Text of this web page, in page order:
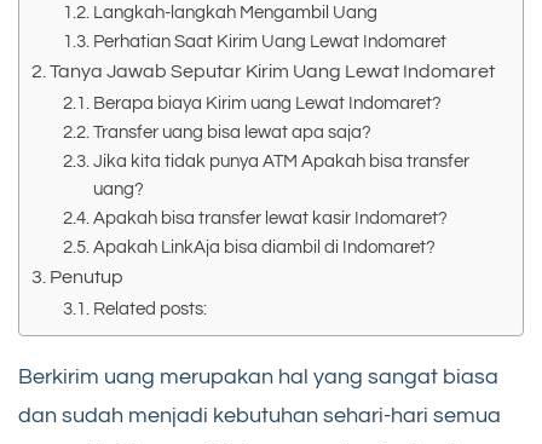
Langkah-langkah Mengambil Uang
Perhatian Saat Kirim Uang Lewat Indomaret
Tanya Jawab Seputar Kirim Uang Lewat Indomaret
Berapa biaya Kirim uang Lewat Indomaret?
Transfer uang bisa lewat apa saja?
Jika kita tidak punya ATM Apakah bisa transfer
uang?
Apakah bisa transfer lewat kasir Indomaret?
Apakah LinkAja bisa diambil di Indomaret?
Penutup
Related posts:
Berkirim uang merupakan hal yang sangat biasa
dan sudah menjadi kebutuhan sehari-hari semua